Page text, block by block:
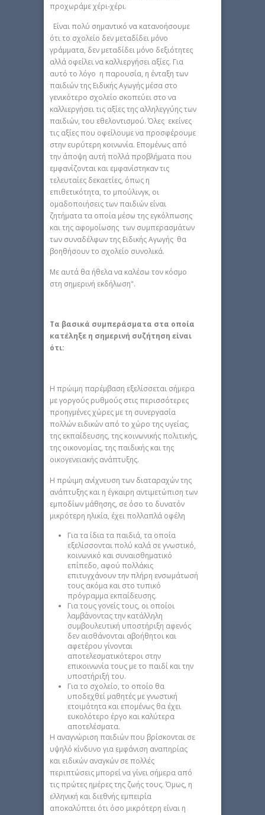
προχωράμε χέρι-χέρι.
Είναι πολύ σημαντικό να κατανοήσουμε
ότι το σχολείο δεν μεταδίδει μόνο
γράμματα, δεν μεταδίδει μόνο δεξιότητες
αλλά οφείλει να καλλιεργήσει αξίες. Για
αυτό το λόγο η παρουσία, η ένταξη των
παιδιών της Ειδικής Αγωγής μέσα στο
γενικότερο σχολείο σκοπεύει στο να
καλλιεργήσει τις αξίες της αλληλεγγύης των
παιδιών, του εθελοντισμού. Όλες εκείνες
τις αξίες που οφείλουμε να προσφέρουμε
στην ευρύτερη κοινωνία. Επομένως από
την άποψη αυτή πολλά προβλήματα που
εμφανίζονται και εμφανίστηκαν τις
τελευταίες δεκαετίες, όπως η
επιθετικότητα, το μπούλινγκ, οι
ομαδοποιήσεις των παιδιών είναι
ζητήματα τα οποία μέσω της εγκόλπωσης
και της αφομοίωσης των συμπερασμάτων
των συναδέλφων της Ειδικής Αγωγής θα
βοηθήσουν το σχολείο συνολικά.
Με αυτά θα ήθελα να καλέσω τον κόσμο
στη σημερινή εκδήλωση".
Τα βασικά συμπεράσματα στα οποία
κατέληξε η σημερινή συζήτηση είναι
ότι:
Η πρώιμη παρέμβαση εξελίσσεται σήμερα
με γοργούς ρυθμούς στις περισσότερες
προηγμένες χώρες με τη συνεργασία
πολλών ειδικών από το χώρο της υγείας,
της εκπαίδευσης, της κοινωνικής πολιτικής,
της οικονομίας, της παιδικής και της
οικογενειακής ανάπτυξης.
Η πρώιμη ανίχνευση των διαταραχών της
ανάπτυξης και η έγκαιρη αντιμετώπιση των
εμποδίων μάθησης, σε όσο το δυνατόν
μικρότερη ηλικία, έχει πολλαπλά οφέλη
Για τα ίδια τα παιδιά, τα οποία
εξελίσσονται πολύ καλά σε γνωστικό,
κοινωνικό και συναισθηματικό
επίπεδο, αφού πολλάκις
επιτυγχάνουν την πλήρη ενσωμάτωσή
τους ακόμα και στο τυπικό
πρόγραμμα εκπαίδευσης.
Για τους γονείς τους, οι οποίοι
λαμβάνοντας την κατάλληλη
συμβουλευτική υποστήριξη αφενός
δεν αισθάνονται αβοήθητοι και
αφετέρου γίνονται
αποτελεσματικότεροι στην
επικοινωνία τους με το παιδί και την
υποστήριξή του.
Για το σχολείο, το οποίο θα
υποδεχθεί μαθητές με γνωστική
ετοιμότητα και επομένως θα έχει
ευκολότερο έργο και καλύτερα
αποτελέσματα.
Η αναγνώριση παιδιών που βρίσκονται σε
υψηλό κίνδυνο για εμφάνιση αναπηρίας
και ειδικών αναγκών σε πολλές
περιπτώσεις μπορεί να γίνει σήμερα από
τις πρώτες ημέρες της ζωής τους. Όμως, η
ελληνική και διεθνής εμπειρία
αποκαλύπτει ότι όσο μικρότερη είναι η